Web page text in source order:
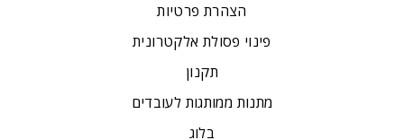
הצהרת פרטיות
פינוי פסולת אלקטרונית
תקנון
מתנות ממותגות לעובדים
בלוג